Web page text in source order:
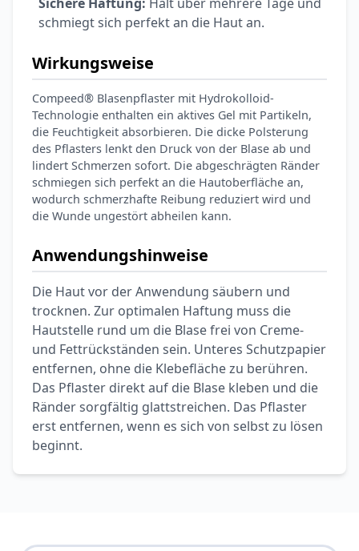
schmiegt sich perfekt an die Haut an.
Wirkungsweise
Compeed® Blasenpflaster mit Hydrokolloid-
Technologie enthalten ein aktives Gel mit Partikeln,
die Feuchtigkeit absorbieren. Die dicke Polsterung
des Pflasters lenkt den Druck von der Blase ab und
lindert Schmerzen sofort. Die abgeschrägten Ränder
schmiegen sich perfekt an die Hautoberfläche an,
wodurch schmerzhafte Reibung reduziert wird und
die Wunde ungestört abheilen kann.
Anwendungshinweise
Die Haut vor der Anwendung säubern und
trocknen. Zur optimalen Haftung muss die
Hautstelle rund um die Blase frei von Creme-
und Fettrückständen sein. Unteres Schutzpapier
entfernen, ohne die Klebefläche zu berühren.
Das Pflaster direkt auf die Blase kleben und die
Ränder sorgfältig glattstreichen. Das Pflaster
erst entfernen, wenn es sich von selbst zu lösen
beginnt.